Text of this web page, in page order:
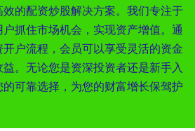
的配资炒股解决方案。我们专注于
抓住市场机会，实现资产增值。通
户流程，会员可以享受灵活的资金
。无论您是资深投资者还是新手入
可靠选择，为您的财富增长保驾护